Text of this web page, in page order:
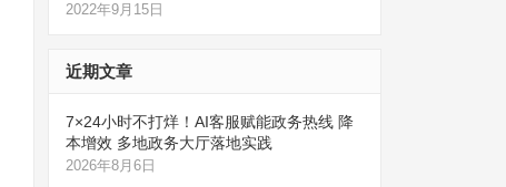
2022年9月15日
近期文章
7×24小时不打烊！AI客服赋能政务热线 降
本增效 多地政务大厅落地实践
2026年8月6日